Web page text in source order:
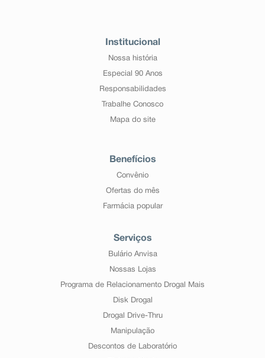
Institucional
Nossa história
Especial 90 Anos
Responsabilidades
Trabalhe Conosco
Mapa do site
Benefícios
Convênio
Ofertas do mês
Farmácia popular
Serviços
Bulário Anvisa
Nossas Lojas
Programa de Relacionamento Drogal Mais
Disk Drogal
Drogal Drive-Thru
Manipulação
Descontos de Laboratório